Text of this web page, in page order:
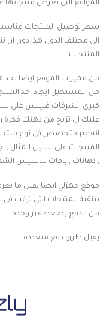
المواقع التي تعرض منتجاتها
سعر توصيل المنتجات مناسب
الى مختلف الدول هذا دون
المنتجات .
من مميزات الموقع ايضا نجد
من المستحيل ايجاد احد
كبرى الشركات فليبس على
عليك ان تزيح من دهنك فكرة
انه غير متخصص في نوع
المنتجات على سبيل المثال ,
, دهانات , باقات لتاسيس
موقع جهزلي ايضا يقبل ما
بتنقية المنتجات التي ترغب
من الدفع بضغطة زر وحدة .
يقبل طرق دفع متعددة .